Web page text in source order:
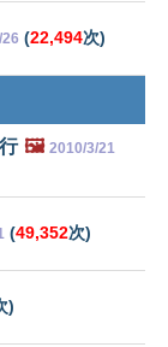
(22,494次)
🖼️ 2010/3/21
(49,352次)
)